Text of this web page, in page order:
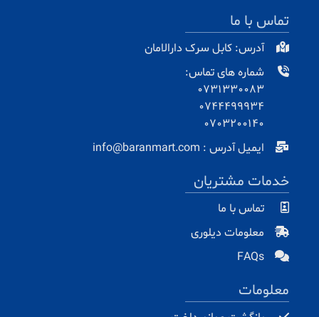
تماس با ما
آدرس: کابل سرک دارالامان
شماره های تماس:
0731330083
0744499934
0703200140
ایمیل آدرس : info@baranmart.com
خدمات مشتریان
تماس با ما
معلومات دیلوری
FAQs
معلومات